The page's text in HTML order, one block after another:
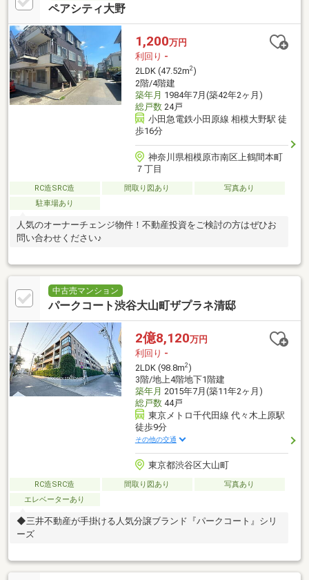
ペアシティ大野
1,200万円
利回り -
2LDK (47.52m2)
2階/4階建
築年月 1984年7月(築42年2ヶ月)
総戸数24戸
小田急電鉄小田原線 相模大野駅 徒
歩16分
神奈川県相模原市南区上鶴間本町
７丁目
RC造SRC造 間取り図あり
写真あり
駐車場あり
人気のオーナーチェンジ物件！不動産投資をご検討の方はぜひお
問い合わせください♪
中古売マンション
パークコート渋谷大山町ザプラネ清邸
2億8,120万円
利回り -
2LDK (98.8m2)
3階/地上4階地下1階建
築年月 2015年7月(築11年2ヶ月)
総戸数44戸
東京メトロ千代田線 代々木上原駅
徒歩9分
その他の交通
東京都渋谷区大山町
RC造SRC造 間取り図あり
写真あり
エレベーターあり
◆三井不動産が手掛ける人気分譲ブランド『パークコート』シリ
ーズ